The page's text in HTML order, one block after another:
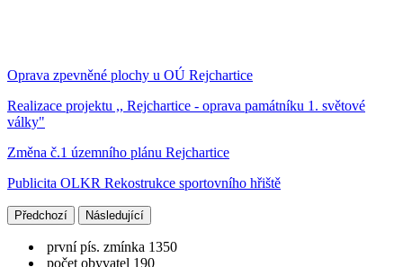
Oprava zpevněné plochy u OÚ Rejchartice
Realizace projektu ,, Rejchartice - oprava památníku 1. světové
války"
Změna č.1 územního plánu Rejchartice
Publicita OLKR Rekostrukce sportovního hřiště
Předchozí Následující
první pís. zmínka 1350
počet obyvatel 190